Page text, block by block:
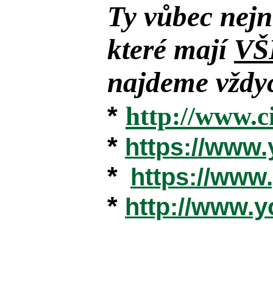
Ty vůbec
které mají
najdeme
* http://
* https://
* https://
* http://